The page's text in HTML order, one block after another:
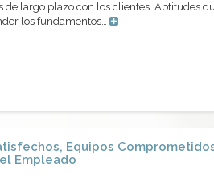
de largo plazo con los clientes. Aptitudes
los fundamentos…
Equipos
Empleado